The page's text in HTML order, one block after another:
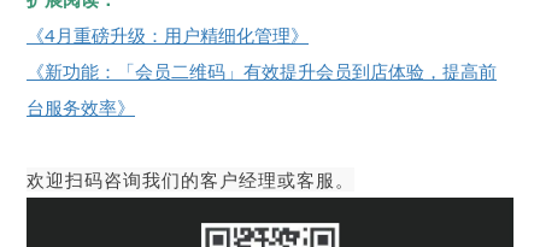
《4月重磅升级：用户精细化管理》
《新功能：「会员二维码」有效提升会员到店体验，提高前
台服务效率》
欢迎扫码咨询我们的客户经理或客服。